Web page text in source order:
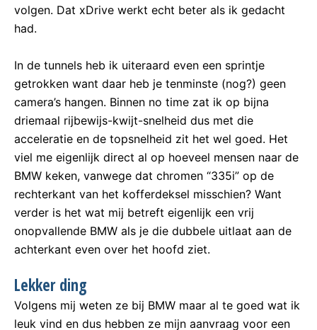
volgen. Dat xDrive werkt echt beter als ik gedacht
had.
In de tunnels heb ik uiteraard even een sprintje
getrokken want daar heb je tenminste (nog?) geen
camera’s hangen. Binnen no time zat ik op bijna
driemaal rijbewijs-kwijt-snelheid dus met die
acceleratie en de topsnelheid zit het wel goed. Het
viel me eigenlijk direct al op hoeveel mensen naar de
BMW keken, vanwege dat chromen “335i” op de
rechterkant van het kofferdeksel misschien? Want
verder is het wat mij betreft eigenlijk een vrij
onopvallende BMW als je die dubbele uitlaat aan de
achterkant even over het hoofd ziet.
Lekker ding
Volgens mij weten ze bij BMW maar al te goed wat ik
leuk vind en dus hebben ze mijn aanvraag voor een